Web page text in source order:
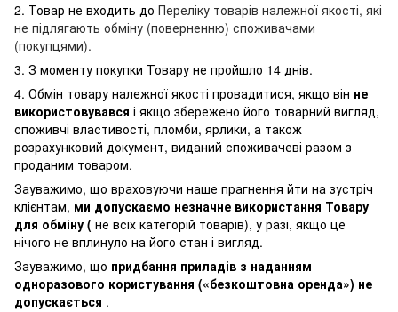
2. Товар не входить до Переліку товарів належної якості, які
не підлягають обміну (поверненню) споживачами
(покупцями).
3. З моменту покупки Товару не пройшло 14 днів.
4. Обмін товару належної якості провадитися, якщо він не
використовувався і якщо збережено його товарний вигляд,
споживчі властивості, пломби, ярлики, а також
розрахунковий документ, виданий споживачеві разом з
проданим товаром.
Зауважимо, що враховуючи наше прагнення йти на зустріч
клієнтам, ми допускаємо незначне використання Товару
для обміну ( не всіх категорій товарів), у разі, якщо це
нічого не вплинуло на його стан і вигляд.
Зауважимо, що придбання приладів з наданням
одноразового користування («безкоштовна оренда») не
допускається .